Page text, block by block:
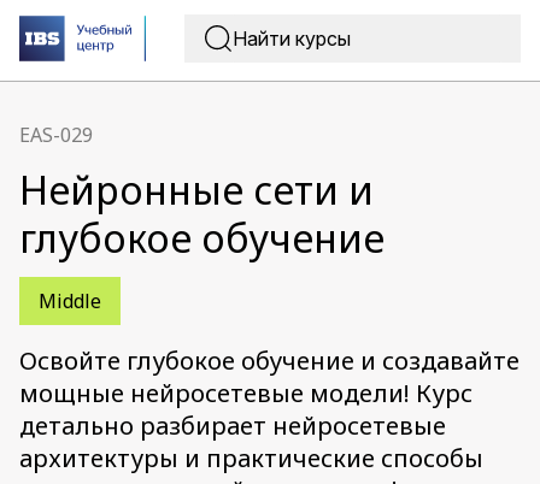
EAS-029
Нейронные сети и
глубокое обучение
Middle
Освойте глубокое обучение и создавайте
мощные нейросетевые модели! Курс
детально разбирает нейросетевые
архитектуры и практические способы